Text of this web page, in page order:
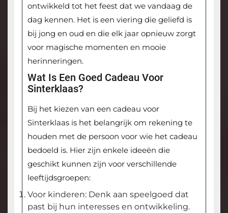
ontwikkeld tot het feest dat we vandaag de
dag kennen. Het is een viering die geliefd is
bij jong en oud en die elk jaar opnieuw zorgt
voor magische momenten en mooie
herinneringen.
Wat Is Een Goed Cadeau Voor
Sinterklaas?
Bij het kiezen van een cadeau voor
Sinterklaas is het belangrijk om rekening te
houden met de persoon voor wie het cadeau
bedoeld is. Hier zijn enkele ideeën die
geschikt kunnen zijn voor verschillende
leeftijdsgroepen:
Voor kinderen: Denk aan speelgoed dat
past bij hun interesses en ontwikkeling.